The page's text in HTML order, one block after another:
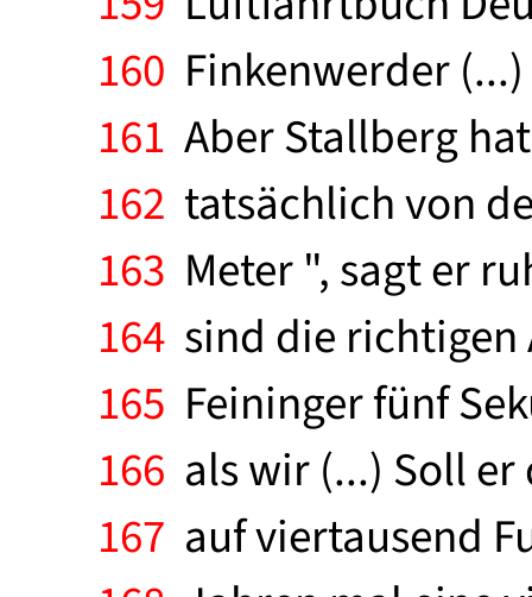
160 Finkenwerder
161 Aber Stallberg
162 tatsächlich von
163 Meter ", sagt er
164 sind die richtigen
165 Feininger fünf
166 als wir (...) Soll
167 auf viertausend